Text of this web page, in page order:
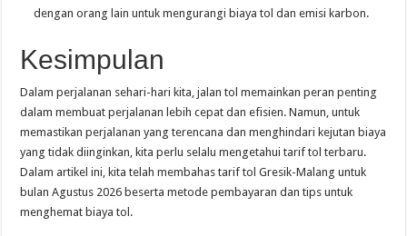
dengan orang lain untuk mengurangi biaya tol dan emisi karbon.
Kesimpulan
Dalam perjalanan sehari-hari kita, jalan tol memainkan peran penting
dalam membuat perjalanan lebih cepat dan efisien. Namun, untuk
memastikan perjalanan yang terencana dan menghindari kejutan biaya
yang tidak diinginkan, kita perlu selalu mengetahui tarif tol terbaru.
Dalam artikel ini, kita telah membahas tarif tol Gresik-Malang untuk
bulan Agustus 2026 beserta metode pembayaran dan tips untuk
menghemat biaya tol.